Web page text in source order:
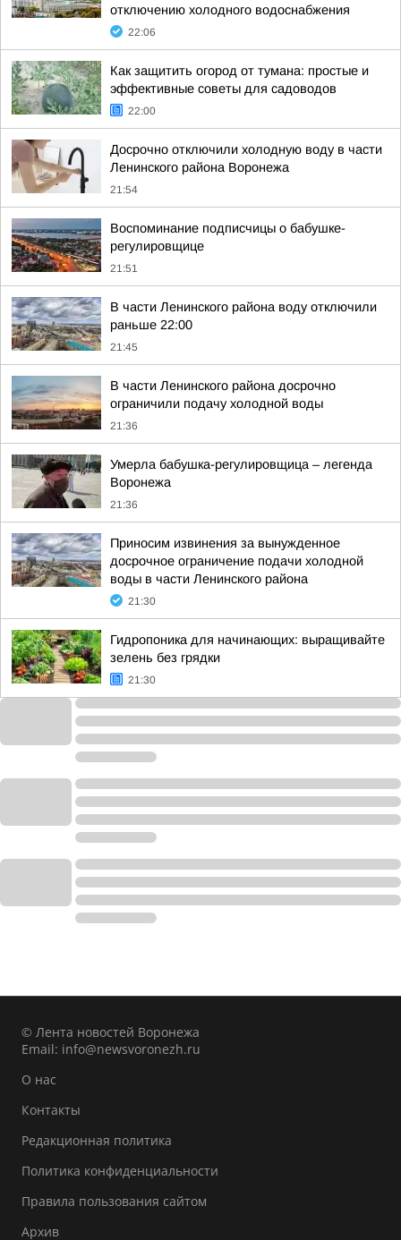
отключению холодного водоснабжения
22:06
Как защитить огород от тумана: простые и
эффективные советы для садоводов
22:00
Досрочно отключили холодную воду в части
Ленинского района Воронежа
21:54
Воспоминание подписчицы о бабушке-
регулировщице
21:51
В части Ленинского района воду отключили
раньше 22:00
21:45
В части Ленинского района досрочно
ограничили подачу холодной воды
21:36
Умерла бабушка-регулировщица – легенда
Воронежа
21:36
Приносим извинения за вынужденное
досрочное ограничение подачи холодной
воды в части Ленинского района
21:30
Гидропоника для начинающих: выращивайте
зелень без грядки
21:30
© Лента новостей Воронежа
Email: info@newsvoronezh.ru
О нас
Контакты
Редакционная политика
Политика конфиденциальности
Правила пользования сайтом
Архив